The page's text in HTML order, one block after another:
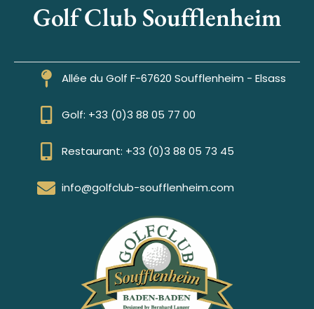
Golf Club Soufflenheim
Allée du Golf F-67620 Soufflenheim - Elsass
Golf: +33 (0)3 88 05 77 00
Restaurant: +33 (0)3 88 05 73 45
info@golfclub-soufflenheim.com